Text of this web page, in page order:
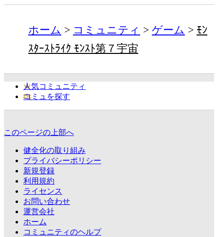
ホーム コミュニティ ゲーム
ﾓﾝ
ｽﾀｰｽﾄﾗｲｸ ﾓﾝｽﾄ第７宇宙
人気コミュニティ
コミュを探す
このページの上部へ
健全化の取り組み
プライバシーポリシー
新規登録
利用規約
ライセンス
お問い合わせ
運営会社
ホーム
コミュニティのヘルプ